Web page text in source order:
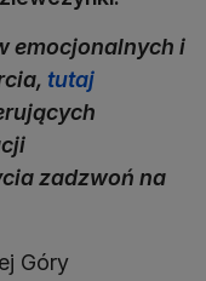
emocjonalnych i
tutaj
zadzwoń na
Góry